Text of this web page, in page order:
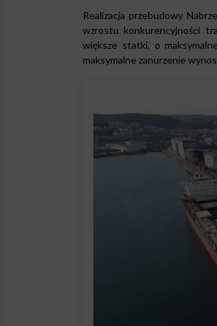
Realizacja przebudowy
wzrostu konkurencyjności
większe statki, o
maksymalne zanurzenie